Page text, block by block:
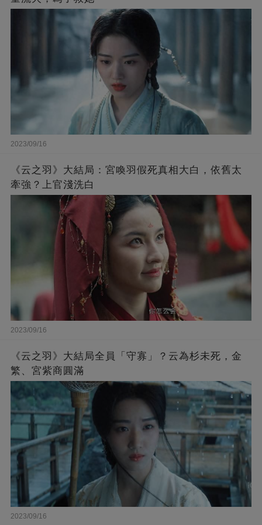
2023/09/16
《云之羽》大結局：宮喚羽假死真相大白，依舊太
牽強？上官淺洗白
2023/09/16
《云之羽》大結局全員「守寡」？云為杉未死，金
繁、宮紫商圓滿
2023/09/16